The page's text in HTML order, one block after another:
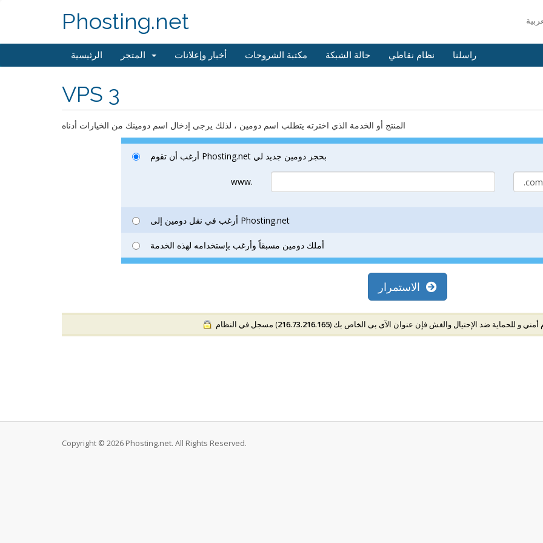
Phosting.net
الرئيسية أخبار وإعلانات مكتبة الشروحات حالة الشبكة نظام نقاطي راسلنا
VPS 3
المنتج أو الخدمة الذي اخترته يتطلب اسم دومين ، لذلك يرجى إدخال اسم دومينك من الخيارات أدناه
أرغب أن تقوم Phosting.net بحجز دومين جديد لي
www.
أرغب في نقل دومين إلى Phosting.net
أملك دومين مسبقاً وأرغب بإستخدامه لهذه الخدمة
أمني و للحماية ضد الإحتيال والغش فإن عنوان الآى بى الخاص بك (216.73.216.165) مسجل في النظام
Copyright © 2026 Phosting.net. All Rights Reserved.